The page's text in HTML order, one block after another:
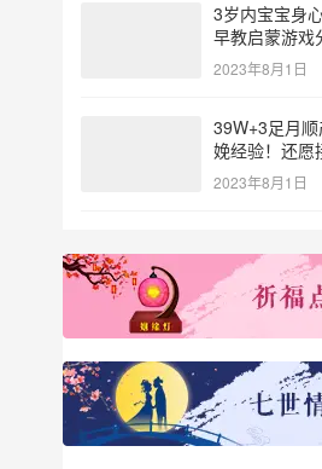
3岁内宝宝身
早教启蒙游戏
2023年8月1日
39W+3足月
娩经验！还愿
2023年8月1日